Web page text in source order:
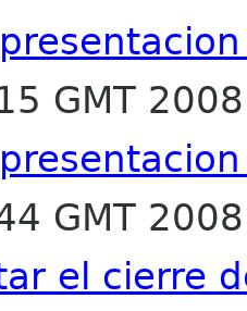
GMT 2008
GMT 2008
el cierre